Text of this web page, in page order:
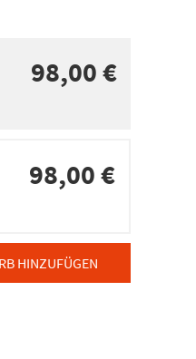
98,00 €
98,00 €
HINZUFÜGEN